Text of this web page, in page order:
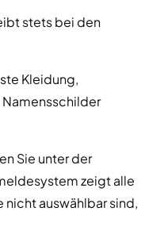
stets bei den
Kleidung,
Namensschilder
Sie unter der
zeigt alle
nicht auswählbar sind,